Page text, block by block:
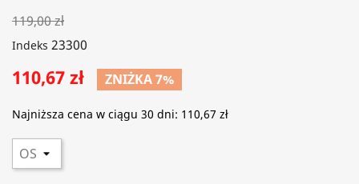
119,00 zł
Indeks 23300
110,67 zł ZNIŻKA 7%
Najniższa cena w ciągu 30 dni: 110,67 zł